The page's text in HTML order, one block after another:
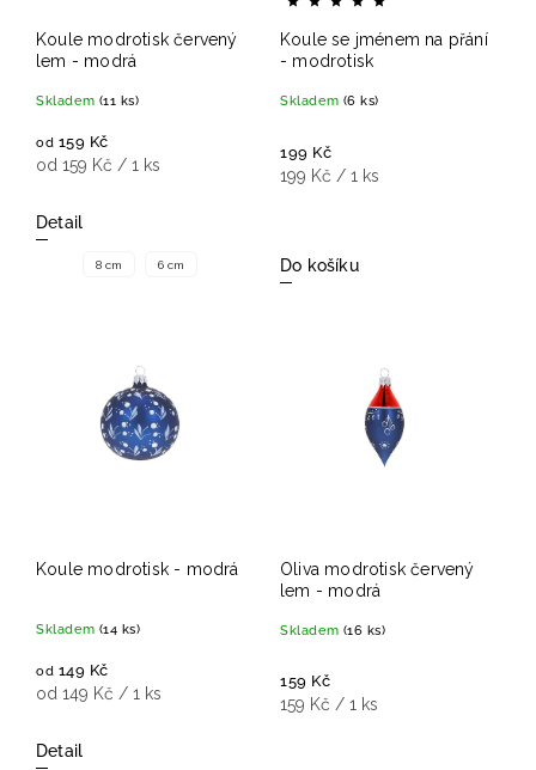
Koule modrotisk červený
lem - modrá
Skladem (11 ks)
od 159 Kč
od 159 Kč / 1 ks
Detail
8 cm 6 cm
Koule se jménem na přání
- modrotisk
Skladem (6 ks)
199 Kč
199 Kč / 1 ks
Do košíku
Koule modrotisk - modrá
Skladem (14 ks)
od 149 Kč
od 149 Kč / 1 ks
Detail
Oliva modrotisk červený
lem - modrá
Skladem (16 ks)
159 Kč
159 Kč / 1 ks